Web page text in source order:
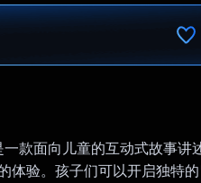
款面向儿童的互动式故事讲
体验。孩子们可以开启独特